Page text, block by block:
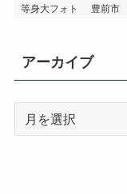
等身大フォト
豊前市
アーカイブ